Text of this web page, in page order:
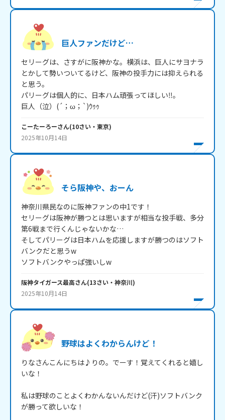
巨人ファンだけど…
セリーグは、さすがに阪神かな。横浜は、巨人にサヨナラ
とかして勢いついてるけど、阪神の投手力には抑えられる
と思う。
パリーグは個人的に、日本ハム頑張ってほしい‼。
巨人（泣）(´；ω；`)ｳｩｩ
こーたーろーさん(10さい・ 東京)
2025年10月14日
そら阪神や、おーん
神奈川県民なのに阪神ファンの中1です！
セリーグは阪神が勝つとは思いますが相当な投手戦、多分
第6戦まで行くんじゃないかな…
そしてパリーグは日本ハムを応援しますが勝つのはソフト
バンクだと思うw
ソフトバンクやっぱ強いしw
阪神タイガース最高さん(13さい・ 神奈川)
2025年10月14日
野球はよくわからんけど！
りなさんこんにちは♪りの。でーす！覚えてくれると嬉し
いな！
私は野球のことよくわかんないんだけど(汗)ソフトバンク
が勝って欲しいな！